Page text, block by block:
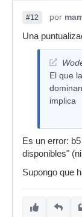
#12 por
Una
El que
implica
Es un error:
disponibles"
Supongo que